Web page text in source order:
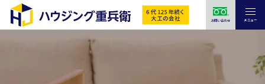
お問い合わせ メニュー